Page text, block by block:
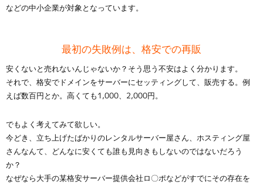
などの中小企業が対象となっています。
最初の失敗例は、格安での再販
安くないと売れないんじゃないか？そう思う不安はよく分かります。
それで、格安でドメインをサーバーにセッティングして、販売する。例
えば数百円とか。高くても1,000、2,000円。
でもよく考えてみて欲しい。
今どき、立ち上げたばかりのレンタルサーバー屋さん、ホスティング屋
さんなんて、どんなに安くても誰も見向きもしないのではないだろう
か？
なぜなら大手の某格安サーバー提供会社ロ〇ポなどがすでにその存在を